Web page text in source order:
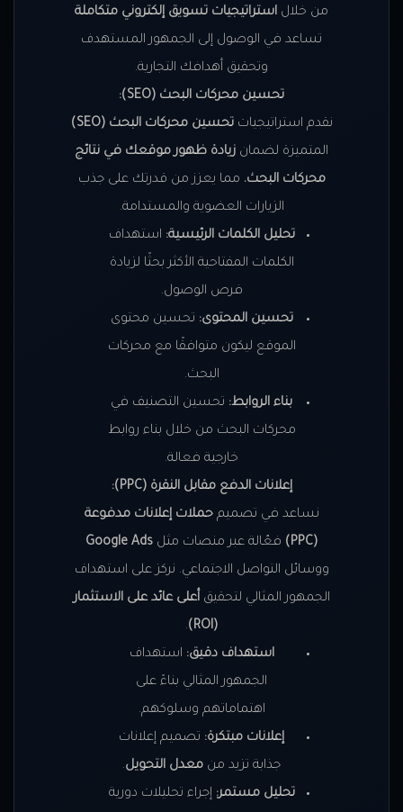
من خلال استراتيجيات تسويق إلكتروني متكاملة
تساعد في الوصول إلى الجمهور المستهدف
وتحقيق أهدافك التجارية.
تحسين محركات البحث (SEO):
نقدم استراتيجياتتحسين محركات البحث (SEO)
المتميزة لضمان زيادة ظهور موقعك في نتائج
محركات البحث، مما يعزز من قدرتك على جذب
الزيارات العضوية والمستدامة.
تحليل الكلمات الرئيسية: استهداف
الكلمات المفتاحية الأكثر بحثًا لزيادة
فرص الوصول.
تحسين المحتوى: تحسين محتوى
الموقع ليكون متوافقًا مع محركات
البحث.
بناء الروابط: تحسين التصنيف في
محركات البحث من خلال بناء روابط
خارجية فعالة.
إعلانات الدفع مقابل النقرة (PPC):
نساعد في تصميمحملات إعلانات مدفوعة
(PPC)
فعّالة عبر منصات مثل Google Ads
ووسائل التواصل الاجتماعي. نركز على استهداف
الجمهور المثالي لتحقيقأعلى عائد على الاستثمار
(ROI)
.
استهداف دقيق: استهداف
الجمهور المثالي بناءً على
اهتماماتهم وسلوكهم.
إعلانات مبتكرة: تصميم إعلانات
جذابة تزيد من معدل التحويل.
تحليل مستمر: إجراء تحليلات دورية